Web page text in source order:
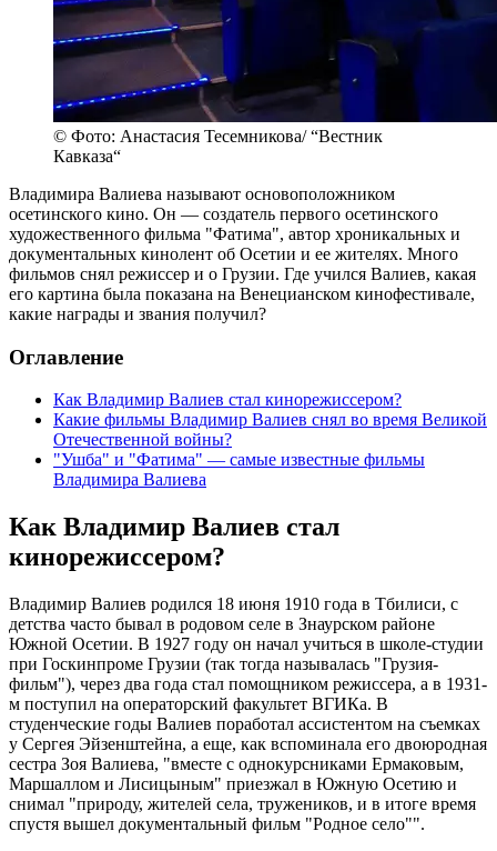
© Фото: Анастасия Тесемникова/ “Вестник
Кавказа“
Владимира Валиева называют основоположником
осетинского кино. Он — создатель первого осетинского
художественного фильма "Фатима", автор хроникальных и
документальных кинолент об Осетии и ее жителях. Много
фильмов снял режиссер и о Грузии. Где учился Валиев, какая
его картина была показана на Венецианском кинофестивале,
какие награды и звания получил?
Оглавление
Как Владимир Валиев стал кинорежиссером?
Какие фильмы Владимир Валиев снял во время Великой
Отечественной войны?
"Ушба" и "Фатима" — самые известные фильмы
Владимира Валиева
Как Владимир Валиев стал
кинорежиссером?
Владимир Валиев родился 18 июня 1910 года в Тбилиси, с
детства часто бывал в родовом селе в Знаурском районе
Южной Осетии. В 1927 году он начал учиться в школе-студии
при Госкинпроме Грузии (так тогда называлась "Грузия-
фильм"), через два года стал помощником режиссера, а в 1931-
м поступил на операторский факультет ВГИКа. В
студенческие годы Валиев поработал ассистентом на съемках
у Сергея Эйзенштейна, а еще, как вспоминала его двоюродная
сестра Зоя Валиева, "вместе с однокурсниками Ермаковым,
Маршаллом и Лисицыным" приезжал в Южную Осетию и
снимал "природу, жителей села, тружеников, и в итоге время
спустя вышел документальный фильм "Родное село"".